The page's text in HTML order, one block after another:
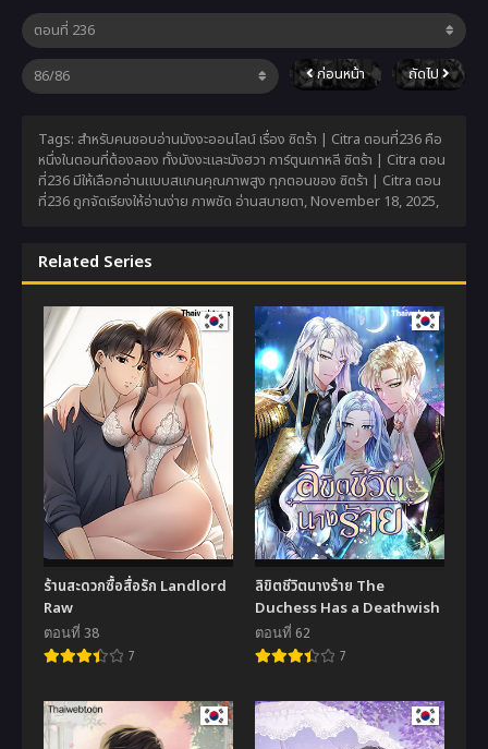
ก่อนหน้า ถัดไป
Tags: สำหรับคนชอบอ่านมังงะออนไลน์ เรื่อง ซิตร้า | Citra ตอนที่236 คือ
หนึ่งในตอนที่ต้องลอง ทั้งมังงะและมังฮวา การ์ตูนเกาหลี ซิตร้า | Citra ตอน
ที่236 มีให้เลือกอ่านแบบสแกนคุณภาพสูง ทุกตอนของ ซิตร้า | Citra ตอน
ที่236 ถูกจัดเรียงให้อ่านง่าย ภาพชัด อ่านสบายตา, November 18, 2025,
Related Series
ร้านสะดวกซื้อสื่อรัก Landlord
Raw
ตอนที่ 38
7
ลิขิตชีวิตนางร้าย The
Duchess Has a Deathwish
ตอนที่ 62
7